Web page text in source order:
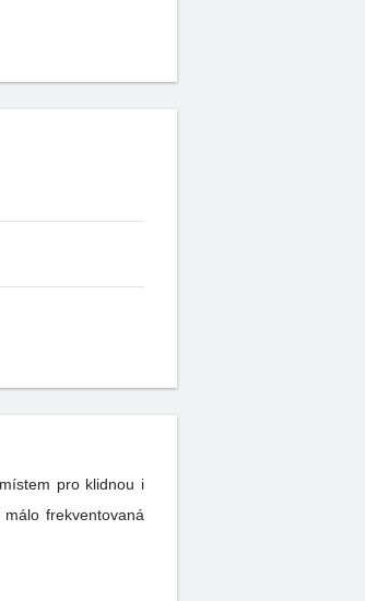
pro klidnou i
frekventovaná